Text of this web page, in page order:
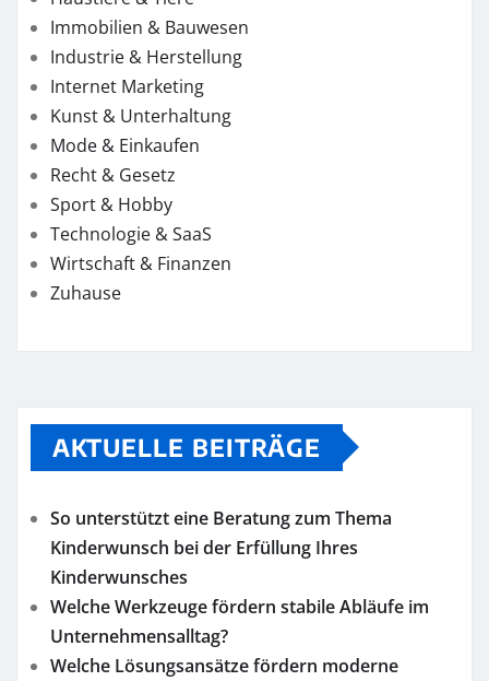
Immobilien & Bauwesen
Industrie & Herstellung
Internet Marketing
Kunst & Unterhaltung
Mode & Einkaufen
Recht & Gesetz
Sport & Hobby
Technologie & SaaS
Wirtschaft & Finanzen
Zuhause
AKTUELLE BEITRÄGE
So unterstützt eine Beratung zum Thema
Kinderwunsch bei der Erfüllung Ihres
Kinderwunsches
Welche Werkzeuge fördern stabile Abläufe im
Unternehmensalltag?
Welche Lösungsansätze fördern moderne